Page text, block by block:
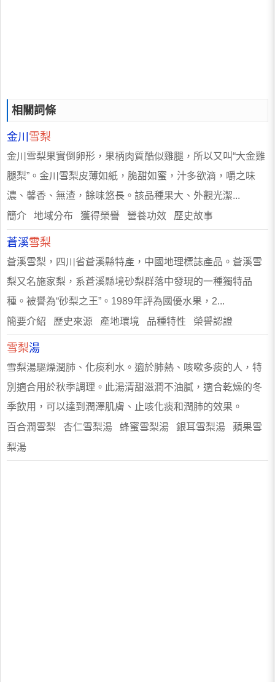
相關詞條
金川 雪梨
金川雪梨果實倒卵形，果柄肉質酷似雞腿，所以又叫“大金雞
腿梨”。金川雪梨皮薄如紙，脆甜如蜜，汁多欲滴，嚼之味
濃、馨香、無渣，餘味悠長。該品種果大、外觀光潔...
簡介 地域分布 獲得榮譽 營養功效 歷史故事
蒼溪雪梨
蒼溪雪梨，四川省蒼溪縣特產，中國地理標誌產品。蒼溪雪
梨又名施家梨，系蒼溪縣境砂梨群落中發現的一種獨特品
種。被譽為“砂梨之王”。1989年評為國優水果，2...
簡要介紹 歷史來源 產地環境 品種特性 榮譽認證
雪梨湯
雪梨湯驅燥潤肺、化痰利水。適於肺熱、咳嗽多痰的人，特
別適合用於秋季調理。此湯清甜滋潤不油膩，適合乾燥的冬
季飲用，可以達到潤澤肌膚、止咳化痰和潤肺的效果。
百合潤雪梨 杏仁雪梨湯 蜂蜜雪梨湯 銀耳雪梨湯 蘋果雪
梨湯